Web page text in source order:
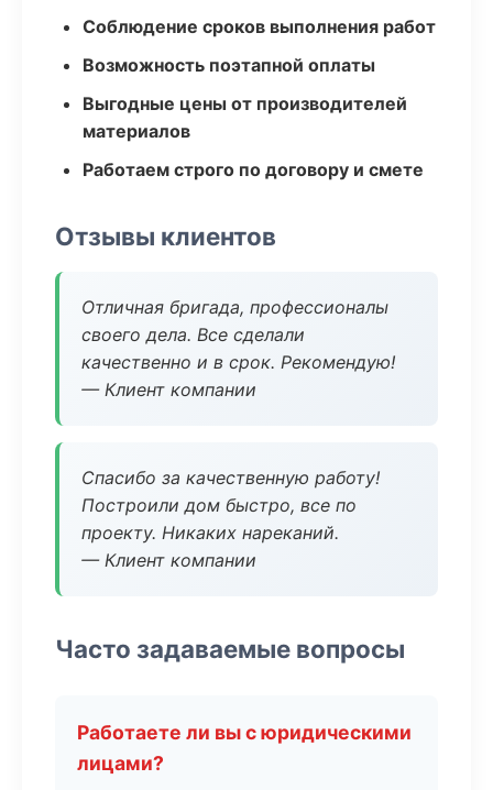
Соблюдение сроков выполнения работ
Возможность поэтапной оплаты
Выгодные цены от производителей
материалов
Работаем строго по договору и смете
Отзывы клиентов
Отличная бригада, профессионалы
своего дела. Все сделали
качественно и в срок. Рекомендую!
— Клиент компании
Спасибо за качественную работу!
Построили дом быстро, все по
проекту. Никаких нареканий.
— Клиент компании
Часто задаваемые вопросы
Работаете ли вы с юридическими
лицами?